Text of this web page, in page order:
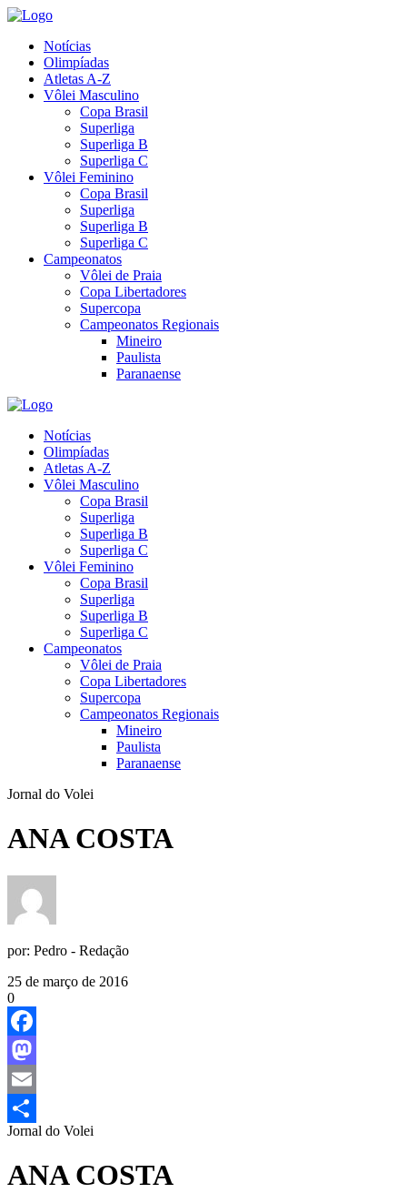
Notícias
Olimpíadas
Atletas A-Z
Vôlei Masculino
Copa Brasil
Superliga
Superliga B
Superliga C
Vôlei Feminino
Copa Brasil
Superliga
Superliga B
Superliga C
Campeonatos
Vôlei de Praia
Copa Libertadores
Supercopa
Campeonatos Regionais
Mineiro
Paulista
Paranaense
Notícias
Olimpíadas
Atletas A-Z
Vôlei Masculino
Copa Brasil
Superliga
Superliga B
Superliga C
Vôlei Feminino
Copa Brasil
Superliga
Superliga B
Superliga C
Campeonatos
Vôlei de Praia
Copa Libertadores
Supercopa
Campeonatos Regionais
Mineiro
Paulista
Paranaense
Jornal do Volei
ANA COSTA
por: Pedro - Redação
25 de março de 2016
0
Facebook
Mastodon
Email
Share
Jornal do Volei
ANA COSTA